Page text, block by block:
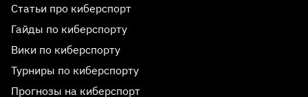
Статьи про киберспорт
Гайды по киберспорту
Вики по киберспорту
Турниры по киберспорту
Прогнозы на киберспорт